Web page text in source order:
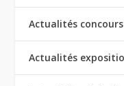
Actualités concours
Actualités